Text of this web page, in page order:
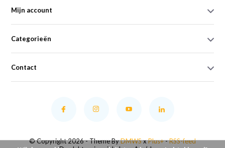
Mijn account
Categorieën
Contact
© Copyright 2026 - Theme ByDMWSxPlus+-RSS-feed